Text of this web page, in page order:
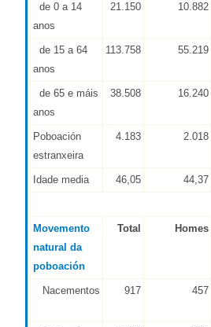
de 0 a 14
anos
21.150 10.882
de 15 a 64
anos
113.758 55.219
de 65 e máis
anos
38.508 16.240
Poboación
estranxeira
4.183 2.018
Idade media 46,05 44,37
Movemento
natural da
poboación
Total Homes
Nacementos 917 457